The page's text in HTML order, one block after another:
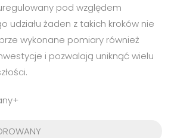
pod względem
udziału żaden z takich kroków nie
wykonane pomiary również
i pozwalają uniknąć wielu